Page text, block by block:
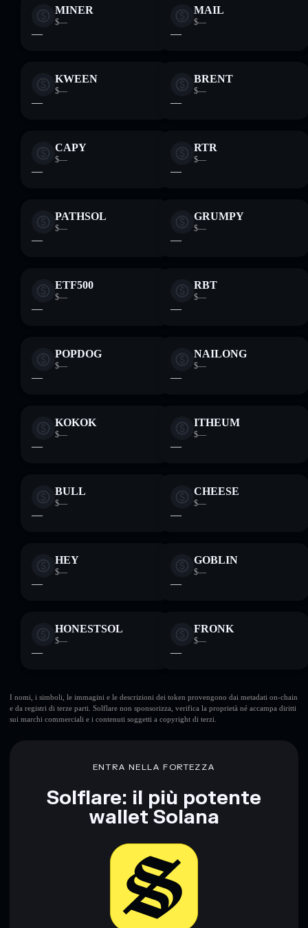
MINER
$—
—
MAIL
$—
—
KWEEN
$—
—
BRENT
$—
—
CAPY
$—
—
RTR
$—
—
PATHSOL
$—
—
GRUMPY
$—
—
ETF500
$—
—
RBT
$—
—
POPDOG
$—
—
NAILONG
$—
—
KOKOK
$—
—
ITHEUM
$—
—
BULL
$—
—
CHEESE
$—
—
HEY
$—
—
GOBLIN
$—
—
HONESTSOL
$—
—
FRONK
$—
—
I nomi, i simboli, le immagini e le descrizioni dei token provengono dai metadati on-chain
e da registri di terze parti. Solflare non sponsorizza, verifica la proprietà né accampa diritti
sui marchi commerciali e i contenuti soggetti a copyright di terzi.
ENTRA NELLA FORTEZZA
Solflare: il più potente
wallet Solana
Scarica ora